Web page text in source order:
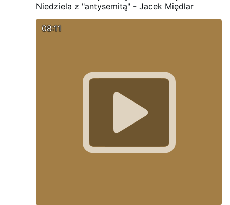
Niedziela z "antysemitą" - Jacek Międlar
08:11